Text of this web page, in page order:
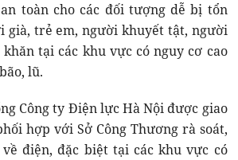
toàn cho các đối tượng dễ bị tổn
già, trẻ em, người khuyết tật, người
tại các khu vực có nguy cơ cao
lũ.
Công ty Điện lực Hà Nội được giao
hợp với Sở Công Thương rà soát,
điện, đặc biệt tại các khu vực có